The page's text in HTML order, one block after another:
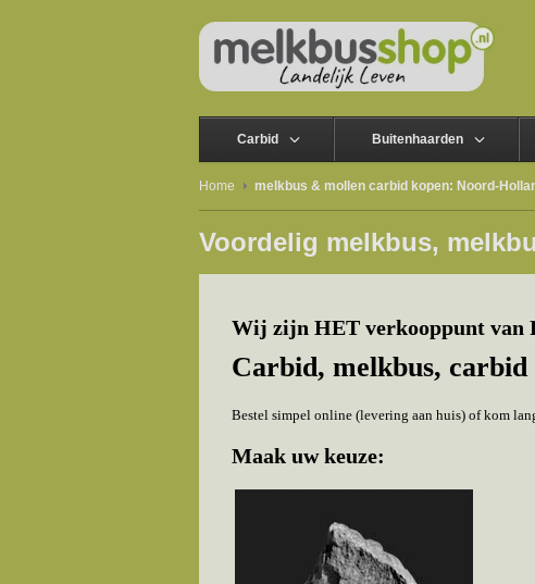
Carbid Buitenhaarden
Home melkbus & mollen carbid kopen: Noord-
Voordelig melkbus,
Wij zijn HET verkooppunt van
Carbid, melkbus,
Bestel simpel online (levering aan huis) of kom
Maak uw keuze: